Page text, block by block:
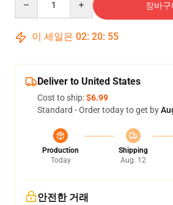
장바
이 세일은 02: 20: 54
Deliver to United States
Cost to ship:$6.99
Standard - Order today to get by
Production
Today
Shipping
Aug. 12
안전한 거래